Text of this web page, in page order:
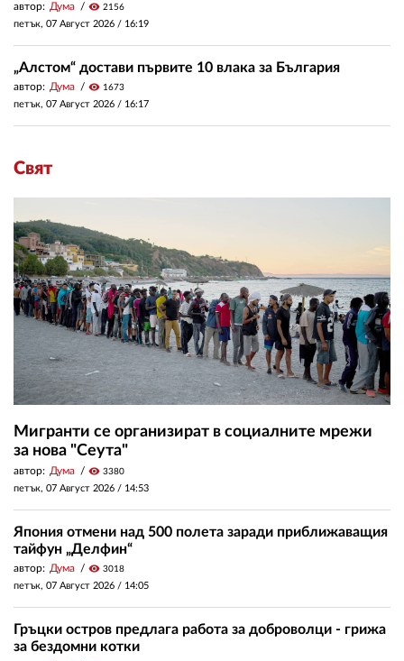
автор: Дума visibility 2156
петък, 07 Август 2026 / 16:19
„Алстом“ достави първите 10 влака за България
автор: Дума visibility 1673
петък, 07 Август 2026 / 16:17
Свят
Мигранти се организират в социалните мрежи
за нова "Сеута"
автор: Дума visibility 3380
петък, 07 Август 2026 / 14:53
Япония отмени над 500 полета заради приближаващия
тайфун „Делфин“
автор: Дума visibility 3018
петък, 07 Август 2026 / 14:05
Гръцки остров предлага работа за доброволци - грижа
за бездомни котки